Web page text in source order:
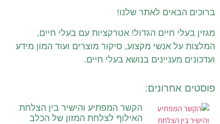
ברוכים הבאים לאתר שלנו!
מגזין בעלי חיים הגדול! אטרקציות עם בעלי חיים,
המלצות על אנשי מקצוע, סיקור מוצרים ועוד המון מידע
ועדכונים מעניינים בנושא בעלי חיים.
פוסטים אחרונים:
הקשר המפתיע והישיר בין הצלחת
האילוף לצלחת המזון של הכלב